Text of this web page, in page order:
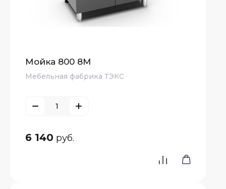
Мойка 800 8М
Мебельная фабрика ТЭКС
6 140 руб.